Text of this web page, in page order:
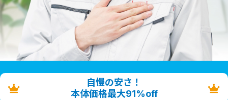
自慢の安さ！
本体価格最大91%off